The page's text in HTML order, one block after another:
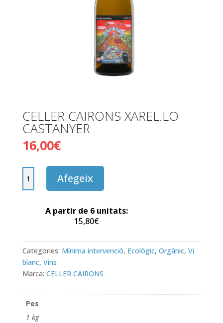
CELLER CAIRONS XAREL.LO
CASTANYER
16,00€
de
CAIRONS
XAREL.LO
Afegeix
A partir de 6 unitats:
15,80€
Categories: Mínima intervenció, Ecològic, Orgànic, Vi
blanc, Vins
Marca: CELLER CAIRONS
Pes
1 kg